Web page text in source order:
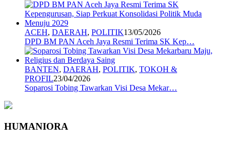
ACEH, DAERAH, POLITIK13/05/2026
DPD BM PAN Aceh Jaya Resmi Terima SK Kep…
BANTEN, DAERAH, POLITIK, TOKOH &
PROFIL23/04/2026
Soparosi Tobing Tawarkan Visi Desa Mekar…
HUMANIORA